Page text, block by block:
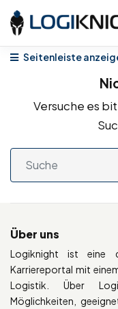
Seitenleiste
Versuche es
Über uns
Logiknight ist eine
Karriereportal mit
Logistik. Über
Möglichkeiten,